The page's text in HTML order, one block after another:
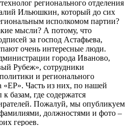
регионального отделения
Ильюшкин, который до сих
исполкомом партии?
мысли? А потому, что
за господ Астафьева,
очень интересные люди.
города Иваново,
Рубеж», сотрудники
и регионального
«ЕР». Часть из них, по нашей
базам, где содержатся
Пожалуй, мы опубликуем
должностями и фото –
героев.